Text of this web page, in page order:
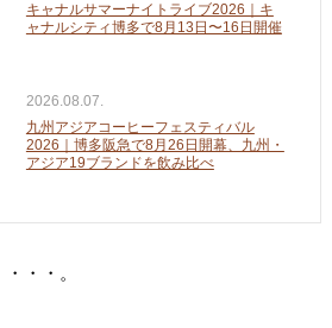
キャナルサマーナイトライブ2026｜キ
ャナルシティ博多で8月13日〜16日開催
2026.08.07.
九州アジアコーヒーフェスティバル
2026｜博多阪急で8月26日開幕、九州・
アジア19ブランドを飲み比べ
・・。